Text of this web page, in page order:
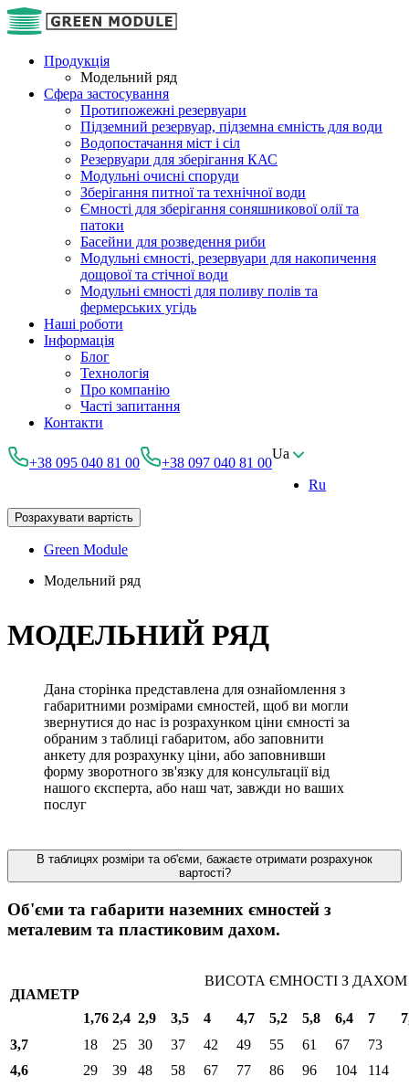
Продукція
Модельний ряд
Сфера застосування
Протипожежні резервуари
Підземний резервуар, підземна ємність для води
Водопостачання міст і сіл
Резервуари для зберігання КАС
Модульні очисні споруди
Зберігання питної та технічної води
Ємності для зберігання соняшникової олії та
патоки
Басейни для розведення риби
Модульні ємності, резервуари для накопичення
дощової та стічної води
Модульні ємності для поливу полів та
фермерських угідь
Наші роботи
Інформація
Блог
Технологія
Про компанію
Часті запитання
Контакти
+38 095 040 81 00 +38 097 040 81 00
Ua
Ru
Розрахувати вартість
Green Module
Модельний ряд
МОДЕЛЬНИЙ РЯД
Дана сторінка представлена ​​для ознайомлення з
габаритними розмірами ємностей, щоб ви могли
звернутися до нас із розрахунком ціни ємності за
обраним з таблиці габаритом, або заповнити
анкету для розрахунку ціни, або заповнивши
форму зворотного зв'язку для консультації від
нашого єксперта, або наш чат, завжди но ваших
послуг
В таблицях розміри та об'єми, бажаєте отримати розрахунок
вартості?
Об'єми та габарити наземних ємностей з
металевим та пластиковим дахом.
ДІАМЕТР
ВИСОТА ЄМНОСТІ З ДАХОМ
1,76 2,4 2,9 3,5 4 4,7 5,2 5,8 6,4 7
3,7
18 25 30 37 42 49 55 61 67
73
4,6
29 39 48 58 67 77 86 96 104
114